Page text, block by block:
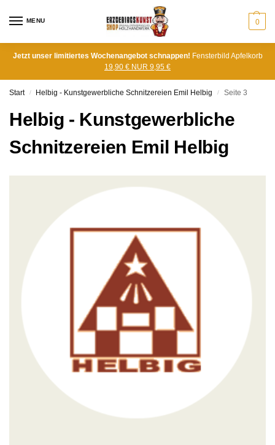
MENU 0
Jetzt unser limitiertes Wochenangebot schnappen! Fensterbild Apfelkorb
19,90 € NUR 9,95 €
Start / Helbig - Kunstgewerbliche Schnitzereien Emil Helbig / Seite 3
Helbig - Kunstgewerbliche
Schnitzereien Emil Helbig